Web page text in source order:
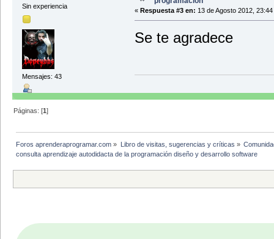
Sin experiencia
Mensajes: 43
« Respuesta #3 en: 13 de Agosto 2012, 23:44
Se te agradece
Páginas: [1]
Foros aprenderaprogramar.com » Libro de visitas, sugerencias y críticas »
consulta aprendizaje autodidacta de la programación diseño y desarrollo software